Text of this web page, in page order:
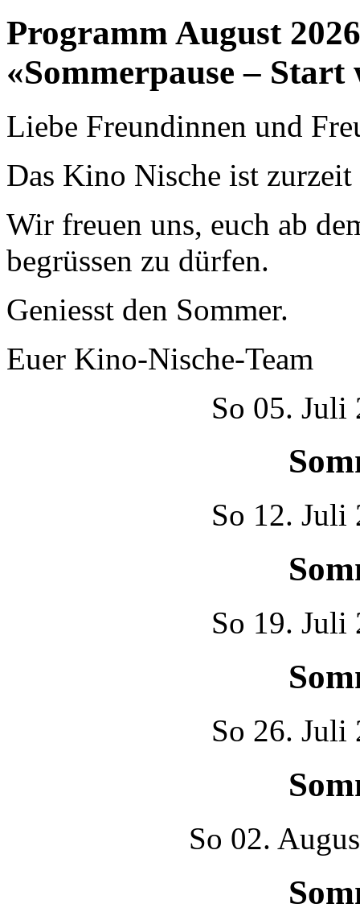
Programm August 2026
«Sommerpause – Start
Liebe Freundinnen und
Das Kino Nische ist zurzeit
Wir freuen uns, euch ab
begrüssen zu dürfen.
Geniesst den Sommer.
Euer Kino-Nische-Team
So 05. Juli
So 12. Juli
So 19. Juli
So 26. Juli
So 02.